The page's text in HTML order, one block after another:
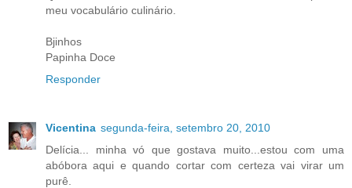
meu vocabulário culinário.
Bjinhos
Papinha Doce
Responder
Vicentina segunda-feira, setembro 20, 2010
Delícia... minha vó que gostava muito...estou com uma
abóbora aqui e quando cortar com certeza vai virar um
purê.